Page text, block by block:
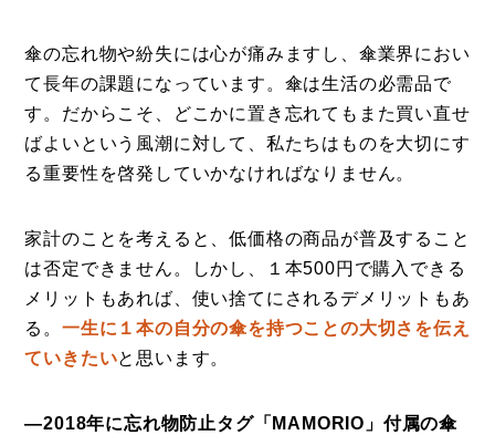
傘の忘れ物や紛失には心が痛みますし、傘業界におい
て長年の課題になっています。傘は生活の必需品で
す。だからこそ、どこかに置き忘れてもまた買い直せ
ばよいという風潮に対して、私たちはものを大切にす
る重要性を啓発していかなければなりません。
家計のことを考えると、低価格の商品が普及すること
は否定できません。しかし、１本500円で購入できる
メリットもあれば、使い捨てにされるデメリットもあ
る。 一生に１本の自分の傘を持つことの大切さを伝え
ていきたいと思います。
―2018年に忘れ物防止タグ「MAMORIO」付属の傘